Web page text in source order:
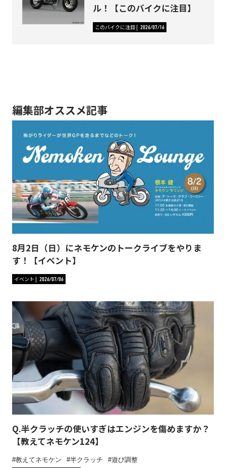
ル！【このバイクに注目】
このバイクに注目 2026/07/16
編集部オススメ記事
8月2日（日）にネモケンのトークライブをやりま
す！【イベント】
イベント 2026/07/06
Q.半クラッチの使いすぎはエンジンを傷めますか？
【教えてネモケン124】
教えてネモケン 半クラッチ
遊び調整